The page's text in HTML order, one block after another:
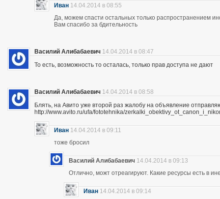
Иван 14.04.2014 в 08:55
Да, можем спасти остальных только распространением
Вам спасибо за бдительность
Василий Алибабаевич 14.04.2014 в 08:47
То есть, возможность то осталась, только прав доступа не дают
Василий Алибабаевич 14.04.2014 в 08:58
Блять, на Авито уже второй раз жалобу на объявление
http://www.avito.ru/ufa/fototehnika/
Иван 14.04.2014 в 09:11
тоже бросил
Василий Алибабаевич 14.04.2014 в 09:13
Отлично, можт отреагируют. Какие ресурсы есть в
Иван 14.04.2014 в 09:14